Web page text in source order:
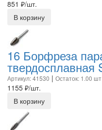
851 ₽/шт.
В корзину
16 Борфреза
твердосплавная
Артикул: 41530 | Остаток: 1.00 шт
1155 ₽/шт.
В корзину